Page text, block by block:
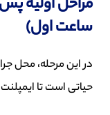
ساعت اول)
در این مرحله، محل
حیاتی است تا